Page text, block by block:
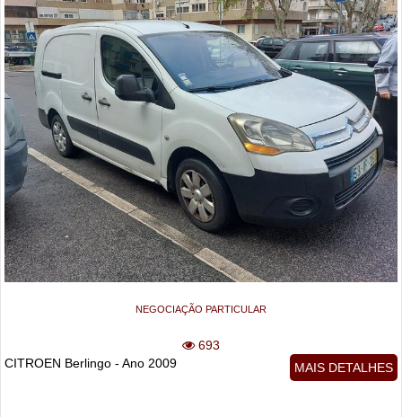
NEGOCIAÇÃO PARTICULAR
693
MAIS DETALHES
CITROEN Berlingo - Ano 2009